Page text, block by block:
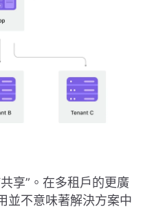
享”。在多租戶的更廣
並不意味著解決方案中